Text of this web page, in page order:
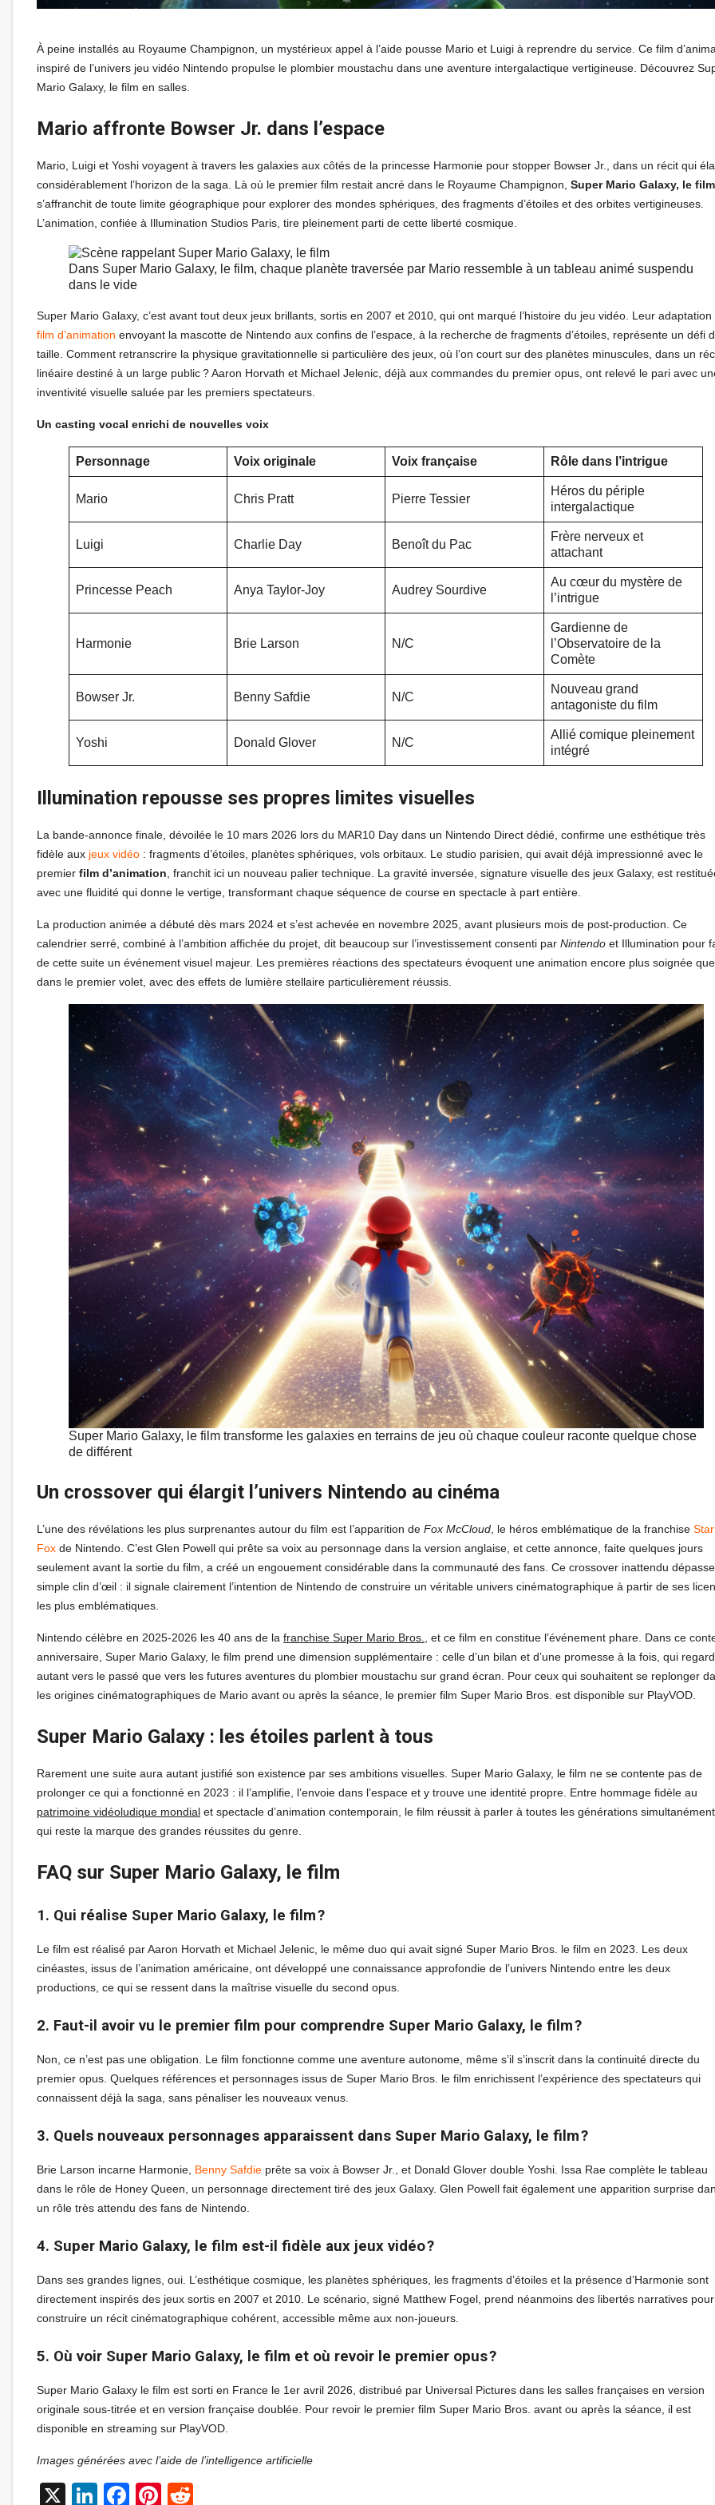
À peine installés au Royaume Champignon, un mystérieux appel à l’aide pousse Mario et Luigi à reprendre du service. Ce film
inspiré de l’univers jeu vidéo Nintendo propulse le plombier moustachu dans une aventure intergalactique vertigineuse. Découvrez
Mario Galaxy, le film en salles.
Mario affronte Bowser Jr. dans l’espace
Mario, Luigi et Yoshi voyagent à travers les galaxies aux côtés de la princesse Harmonie pour stopper Bowser Jr., dans un récit qui
considérablement l’horizon de la saga. Là où le premier film restait ancré dans le Royaume Champignon, Super Mario Galaxy, le film
s’affranchit de toute limite géographique pour explorer des mondes sphériques, des fragments d’étoiles et des orbites vertigineuses.
L’animation, confiée à Illumination Studios Paris, tire pleinement parti de cette liberté cosmique.
Dans Super Mario Galaxy, le film, chaque planète traversée par Mario ressemble à un tableau animé suspendu
dans le vide
Super Mario Galaxy, c’est avant tout deux jeux brillants, sortis en 2007 et 2010, qui ont marqué l’histoire du jeu vidéo. Leur adaptation
film d’animation envoyant la mascotte de Nintendo aux confins de l’espace, à la recherche de fragments d’étoiles, représente un défi
taille. Comment retranscrire la physique gravitationnelle si particulière des jeux, où l’on court sur des planètes minuscules, dans un
linéaire destiné à un large public ? Aaron Horvath et Michael Jelenic, déjà aux commandes du premier opus, ont relevé le pari avec
inventivité visuelle saluée par les premiers spectateurs.
Un casting vocal enrichi de nouvelles voix
Personnage Voix originale Voix française Rôle dans l’intrigue
Mario Chris Pratt Pierre Tessier
Héros du périple
intergalactique
Luigi Charlie Day Benoît du Pac
Frère nerveux et
attachant
Princesse Peach Anya Taylor-Joy Audrey Sourdive
Au cœur du mystère de
l’intrigue
Harmonie Brie Larson N/C
Gardienne de
l’Observatoire de la
Comète
Bowser Jr. Benny Safdie N/C
Nouveau grand
antagoniste du film
Yoshi Donald Glover N/C
Allié comique pleinement
intégré
Illumination repousse ses propres limites visuelles
La bande-annonce finale, dévoilée le 10 mars 2026 lors du MAR10 Day dans un Nintendo Direct dédié, confirme une esthétique très
fidèle aux jeux vidéo : fragments d’étoiles, planètes sphériques, vols orbitaux. Le studio parisien, qui avait déjà impressionné avec le
premier film d’animation , franchit ici un nouveau palier technique. La gravité inversée, signature visuelle des jeux Galaxy, est
avec une fluidité qui donne le vertige, transformant chaque séquence de course en spectacle à part entière.
La production animée a débuté dès mars 2024 et s’est achevée en novembre 2025, avant plusieurs mois de post-production. Ce
calendrier serré, combiné à l’ambition affichée du projet, dit beaucoup sur l’investissement consenti par Nintendo et Illumination pour
de cette suite un événement visuel majeur. Les premières réactions des spectateurs évoquent une animation encore plus soignée que
dans le premier volet, avec des effets de lumière stellaire particulièrement réussis.
Super Mario Galaxy, le film transforme les galaxies en terrains de jeu où chaque couleur raconte quelque chose
de différent
Un crossover qui élargit l’univers Nintendo au cinéma
L’une des révélations les plus surprenantes autour du film est l’apparition de Fox McCloud , le héros emblématique de la franchise Star
Fox de Nintendo. C’est Glen Powell qui prête sa voix au personnage dans la version anglaise, et cette annonce, faite quelques jours
seulement avant la sortie du film, a créé un engouement considérable dans la communauté des fans. Ce crossover inattendu
simple clin d’œil : il signale clairement l’intention de Nintendo de construire un véritable univers cinématographique à partir de ses
les plus emblématiques.
Nintendo célèbre en 2025-2026 les 40 ans de la franchise Super Mario Bros.
, et ce film en constitue l’événement phare. Dans ce
anniversaire, Super Mario Galaxy, le film prend une dimension supplémentaire : celle d’un bilan et d’une promesse à la fois, qui
autant vers le passé que vers les futures aventures du plombier moustachu sur grand écran. Pour ceux qui souhaitent se replonger
les origines cinématographiques de Mario avant ou après la séance, le premier film Super Mario Bros. est disponible sur PlayVOD.
Super Mario Galaxy : les étoiles parlent à tous
Rarement une suite aura autant justifié son existence par ses ambitions visuelles. Super Mario Galaxy, le film ne se contente pas de
prolonger ce qui a fonctionné en 2023 : il l’amplifie, l’envoie dans l’espace et y trouve une identité propre. Entre hommage fidèle au
patrimoine vidéoludique mondial et spectacle d’animation contemporain, le film réussit à parler à toutes les générations
qui reste la marque des grandes réussites du genre.
FAQ sur Super Mario Galaxy, le film
1. Qui réalise Super Mario Galaxy, le film ?
Le film est réalisé par Aaron Horvath et Michael Jelenic, le même duo qui avait signé Super Mario Bros. le film en 2023. Les deux
cinéastes, issus de l’animation américaine, ont développé une connaissance approfondie de l’univers Nintendo entre les deux
productions, ce qui se ressent dans la maîtrise visuelle du second opus.
2. Faut-il avoir vu le premier film pour comprendre Super Mario Galaxy, le film ?
Non, ce n’est pas une obligation. Le film fonctionne comme une aventure autonome, même s’il s’inscrit dans la continuité directe du
premier opus. Quelques références et personnages issus de Super Mario Bros. le film enrichissent l’expérience des spectateurs qui
connaissent déjà la saga, sans pénaliser les nouveaux venus.
3. Quels nouveaux personnages apparaissent dans Super Mario Galaxy, le film ?
Brie Larson incarne Harmonie, Benny Safdie prête sa voix à Bowser Jr., et Donald Glover double Yoshi. Issa Rae complète le tableau
dans le rôle de Honey Queen, un personnage directement tiré des jeux Galaxy. Glen Powell fait également une apparition surprise
un rôle très attendu des fans de Nintendo.
4. Super Mario Galaxy, le film est-il fidèle aux jeux vidéo ?
Dans ses grandes lignes, oui. L’esthétique cosmique, les planètes sphériques, les fragments d’étoiles et la présence d’Harmonie sont
directement inspirés des jeux sortis en 2007 et 2010. Le scénario, signé Matthew Fogel, prend néanmoins des libertés narratives pour
construire un récit cinématographique cohérent, accessible même aux non-joueurs.
5. Où voir Super Mario Galaxy, le film et où revoir le premier opus ?
Super Mario Galaxy le film est sorti en France le 1er avril 2026, distribué par Universal Pictures dans les salles françaises en version
originale sous-titrée et en version française doublée. Pour revoir le premier film Super Mario Bros. avant ou après la séance, il est
disponible en streaming sur PlayVOD.
Images générées avec l’aide de l’intelligence artificielle
X LinkedIn
Facebook
Pinterest